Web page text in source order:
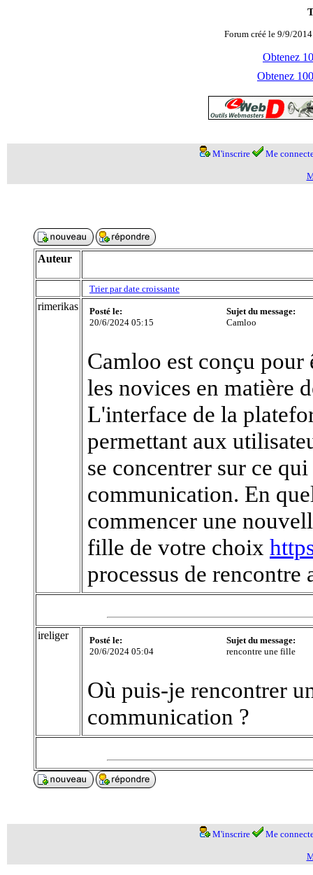
Forum créé le 9/9/
Obtenez
Obtenez
M'inscrire Me
Auteur
Trier par date croissante
rimerikas
Posté le:
20/6/2024 05:15
Sujet du message:
Camloo
Camloo est conçu
les novices en matière
L'interface de la
permettant aux
se concentrer sur ce
communication. En
commencer une
fille de votre choix
processus de
ireliger
Posté le:
20/6/2024 05:04
Sujet du message:
rencontre une fille
Où puis-je rencontrer
communication ?
M'inscrire Me